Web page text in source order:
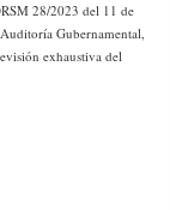
28/2023 del 11 de
Gubernamental,
exhaustiva del